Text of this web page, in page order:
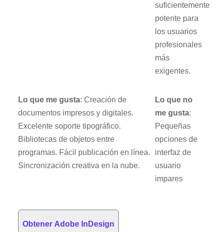
suficientemente
potente para
los usuarios
profesionales
más
exigentes.
Lo que me gusta: Creación de
documentos impresos y digitales.
Excelente soporte tipográfico.
Bibliotecas de objetos entre
programas. Fácil publicación en línea.
Sincronización creativa en la nube.
Lo que no
me gusta:
Pequeñas
opciones de
interfaz de
usuario
impares
Obtener Adobe InDesign